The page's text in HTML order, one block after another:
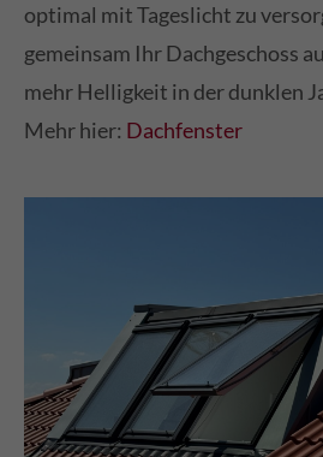
optimal mit Tageslicht zu
gemeinsam Ihr Dachgeschoss
mehr Helligkeit in der dunklen
Mehr hier: Dachfenster